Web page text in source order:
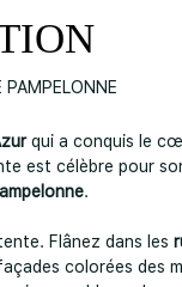
PAMPELONNE
qui a conquis le
est célèbre pour
.
Flânez dans les
colorées des